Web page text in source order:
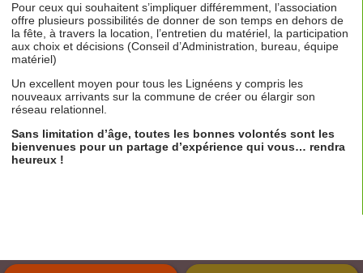
Pour ceux qui souhaitent s’impliquer différemment, l’association
offre plusieurs possibilités de donner de son temps en dehors de
la fête, à travers la location, l’entretien du matériel, la participation
aux choix et décisions (Conseil d’Administration, bureau, équipe
matériel)
Un excellent moyen pour tous les Lignéens y compris les
nouveaux arrivants sur la commune de créer ou élargir son
réseau relationnel.
Sans limitation d’âge, toutes les bonnes volontés sont les
bienvenues pour un partage d’expérience qui vous… rendra
heureux !